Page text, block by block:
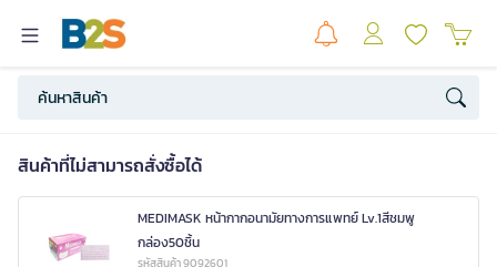
สินค้าที่ไม่สามารถสั่งซื้อได้
MEDIMASK หน้ากากอนามัยทางการแพทย์ Lv.1สีชมพู
กล่อง50ชิ้น
รหัสสินค้า 9092601